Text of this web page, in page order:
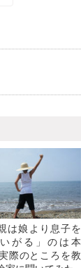
は娘より息子を
がる」のは本
際のところを教